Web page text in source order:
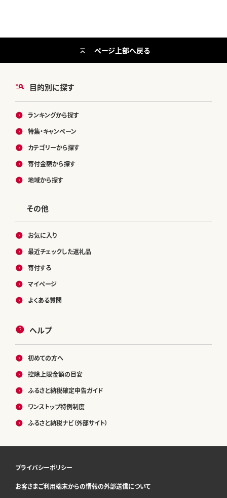
目的別に探す
ランキングから探す
特集・キャンペーン
カテゴリーから探す
寄付金額から探す
地域から探す
その他
お気に入り
最近チェックした返礼品
寄付する
マイページ
よくある質問
ヘルプ
初めての方へ
控除上限金額の目安
ふるさと納税確定申告ガイド
ワンストップ特例制度
ふるさと納税ナビ（外部サイト）
ページ上部へ戻る
プライバシーポリシー
お客さまご利用端末からの情報の外部送信について